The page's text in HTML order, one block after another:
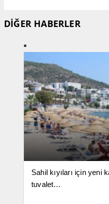
DİĞER HABERLER
Sahil kıyıları için yeni
tuvalet…